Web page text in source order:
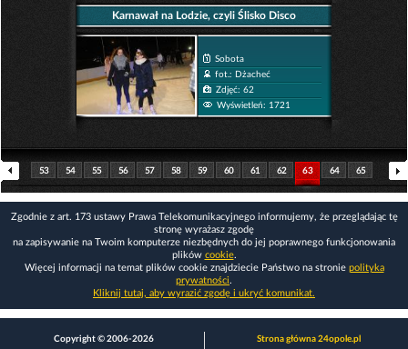
Karnawał na Lodzie, czyli Ślisko Disco
Sobota
fot.: Dżacheć
Zdjęć: 62
Wyświetleń: 1721
53 54 55 56 57 58 59 60 61 62 63 64 65
Zgodnie z art. 173 ustawy Prawa Telekomunikacyjnego informujemy, że przeglądając tę
stronę wyrażasz zgodę
na zapisywanie na Twoim komputerze niezbędnych do jej poprawnego funkcjonowania
plików cookie.
Więcej informacji na temat plików cookie znajdziecie Państwo na stronie polityka
prywatności.
Kliknij tutaj, aby wyrazić zgodę i ukryć komunikat.
Copyright © 2006-2026 Strona główna 24opole.pl